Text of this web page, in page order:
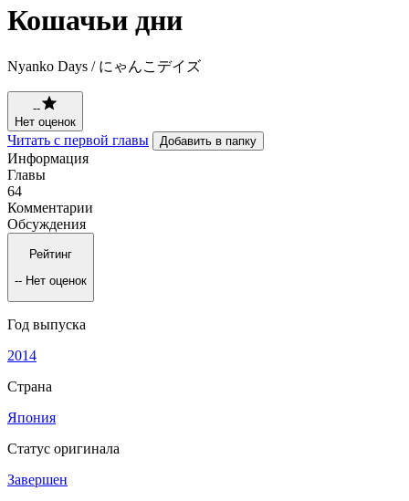
Кошачьи дни
Nyanko Days / にゃんこデイズ
--
Нет оценок
Читать с первой главы Добавить в папку
Информация
Главы
64
Комментарии
Обсуждения
Рейтинг
-- Нет оценок
Год выпуска
2014
Страна
Япония
Статус оригинала
Завершен